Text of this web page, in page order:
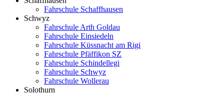
Fahrschule Schaffhausen
Schwyz
Fahrschule Arth Goldau
Fahrschule Einsiedeln
Fahrschule Küssnacht am Rigi
Fahrschule Pfäffikon SZ
Fahrschule Schindellegi
Fahrschule Schwyz
Fahrschule Wollerau
Solothurn